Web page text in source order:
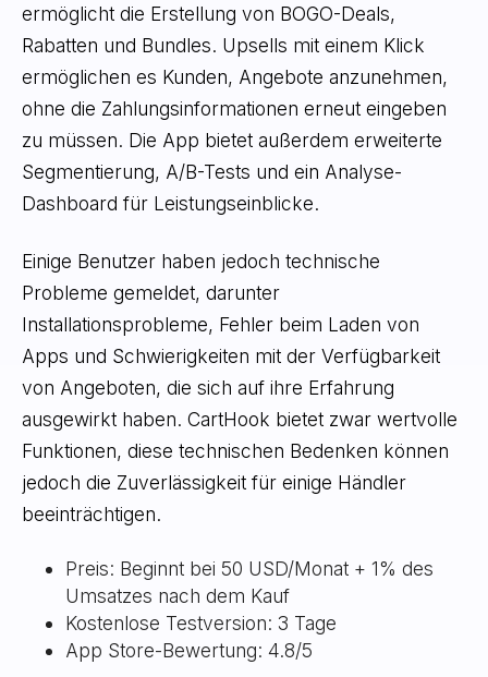
ermöglicht die Erstellung von BOGO-Deals,
Rabatten und Bundles. Upsells mit einem Klick
ermöglichen es Kunden, Angebote anzunehmen,
ohne die Zahlungsinformationen erneut eingeben
zu müssen. Die App bietet außerdem erweiterte
Segmentierung, A/B-Tests und ein Analyse-
Dashboard für Leistungseinblicke.
Einige Benutzer haben jedoch technische
Probleme gemeldet, darunter
Installationsprobleme, Fehler beim Laden von
Apps und Schwierigkeiten mit der Verfügbarkeit
von Angeboten, die sich auf ihre Erfahrung
ausgewirkt haben. CartHook bietet zwar wertvolle
Funktionen, diese technischen Bedenken können
jedoch die Zuverlässigkeit für einige Händler
beeinträchtigen.
Preis: Beginnt bei 50 USD/Monat + 1% des
Umsatzes nach dem Kauf
Kostenlose Testversion: 3 Tage
App Store-Bewertung: 4.8/5